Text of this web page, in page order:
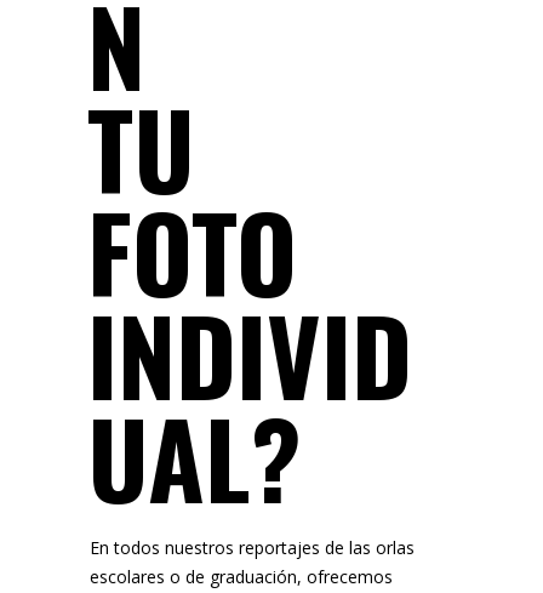
N
TU
FOTO
INDIVID
UAL?
En todos nuestros reportajes de las orlas
escolares o de graduación, ofrecemos